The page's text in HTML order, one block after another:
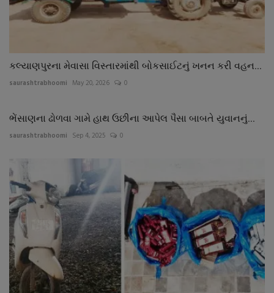
કલ્યાણપુરના મેવાસા વિસ્તારમાંથી બોકસાઈટનું ખનન કરી વહન...
saurashtrabhoomi May 20, 2026 0
ભેંસાણના ઢોળવા ગામે હાથ ઉછીના આપેલ પૈસા બાબતે યુવાનનું...
saurashtrabhoomi Sep 4, 2025 0